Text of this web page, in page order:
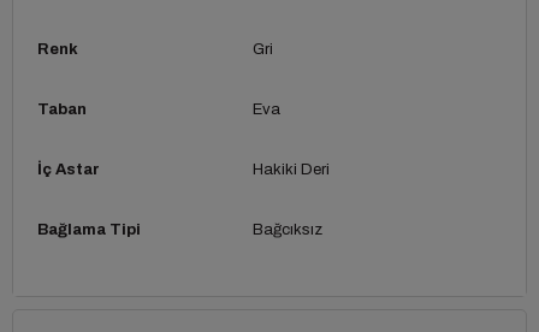
Renk Gri
Taban Eva
İç Astar Hakiki Deri
Bağlama Tipi Bağcıksız